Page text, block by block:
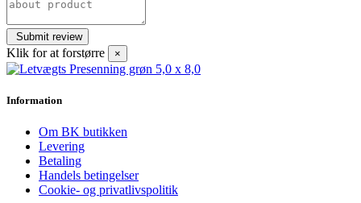
Klik for at forstørre ×
Information
Om BK butikken
Levering
Betaling
Handels betingelser
Cookie- og privatlivspolitik